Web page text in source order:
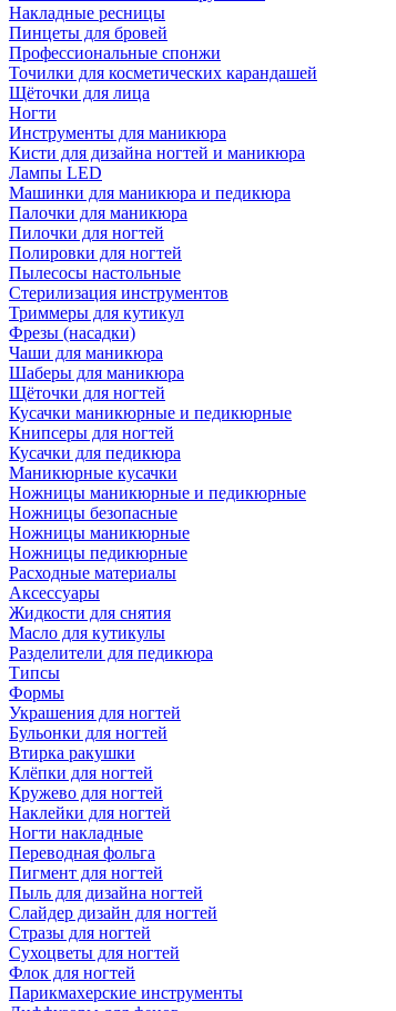
Накладные ресницы
Пинцеты для бровей
Профессиональные спонжи
Точилки для косметических карандашей
Щёточки для лица
Ногти
Инструменты для маникюра
Кисти для дизайна ногтей и маникюра
Лампы LED
Машинки для маникюра и педикюра
Палочки для маникюра
Пилочки для ногтей
Полировки для ногтей
Пылесосы настольные
Стерилизация инструментов
Триммеры для кутикул
Фрезы (насадки)
Чаши для маникюра
Шаберы для маникюра
Щёточки для ногтей
Кусачки маникюрные и педикюрные
Книпсеры для ногтей
Кусачки для педикюра
Маникюрные кусачки
Ножницы маникюрные и педикюрные
Ножницы безопасные
Ножницы маникюрные
Ножницы педикюрные
Расходные материалы
Аксессуары
Жидкости для снятия
Масло для кутикулы
Разделители для педикюра
Типсы
Формы
Украшения для ногтей
Бульонки для ногтей
Втирка ракушки
Клёпки для ногтей
Кружево для ногтей
Наклейки для ногтей
Ногти накладные
Переводная фольга
Пигмент для ногтей
Пыль для дизайна ногтей
Слайдер дизайн для ногтей
Стразы для ногтей
Сухоцветы для ногтей
Флок для ногтей
Парикмахерские инструменты